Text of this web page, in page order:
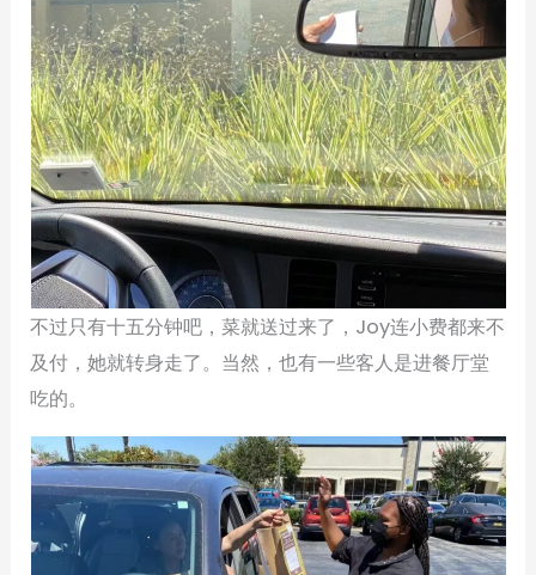
不过只有十五分钟吧，菜就送过来了，Joy连小费都来不
及付，她就转身走了。当然，也有一些客人是进餐厅堂
吃的。